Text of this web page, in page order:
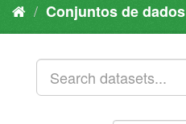
Conjuntos de dados